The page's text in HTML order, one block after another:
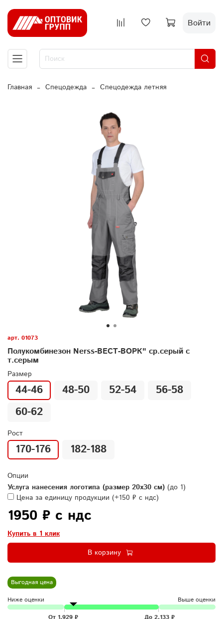
Войти
Главная Спецодежда Спецодежда летняя
арт. 01073
Полукомбинезон Nerss-ВЕСТ-ВОРК" ср.серый с
т.серым
Размер
44-46 48-50 52-54
56-58
60-62
Рост
170-176 182-188
Опции
Услуга нанесения логотипа (размер 20х30 см) (до 1)
Цена за единицу продукции (+150 ₽ с ндс)
1950 ₽ с ндс
Купить в 1 клик
В корзину
Выгодная цена
Ниже оценки Выше оценки